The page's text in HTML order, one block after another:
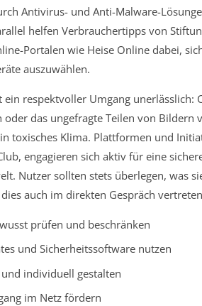
Antivirus- und Anti-Malware-
helfen Verbrauchertipps von
Portalen wie Heise Online dabei,
auszuwählen.
ein respektvoller Umgang unerlässlich:
oder das ungefragte Teilen von Bildern
toxisches Klima. Plattformen und
engagieren sich aktiv für eine
Nutzer sollten stets überlegen, was
auch im direkten Gespräch
prüfen und beschränken
und Sicherheitssoftware nutzen
individuell gestalten
im Netz fördern